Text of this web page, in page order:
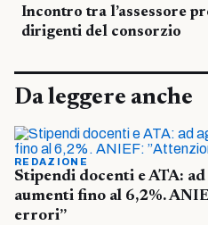
Incontro tra l’assessore
dirigenti del consorzio
Da leggere anche
REDAZIONE
Stipendi docenti e ATA:
aumenti fino al 6,2%.
errori”